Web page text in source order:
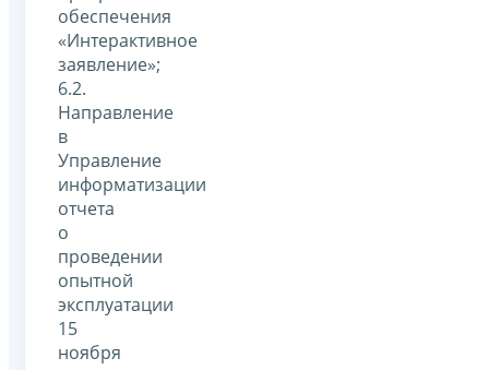
обеспечения
«Интерактивное
заявление»;
6.2.
Направление
в
Управление
информатизации
отчета
о
проведении
опытной
эксплуатации
15
ноября